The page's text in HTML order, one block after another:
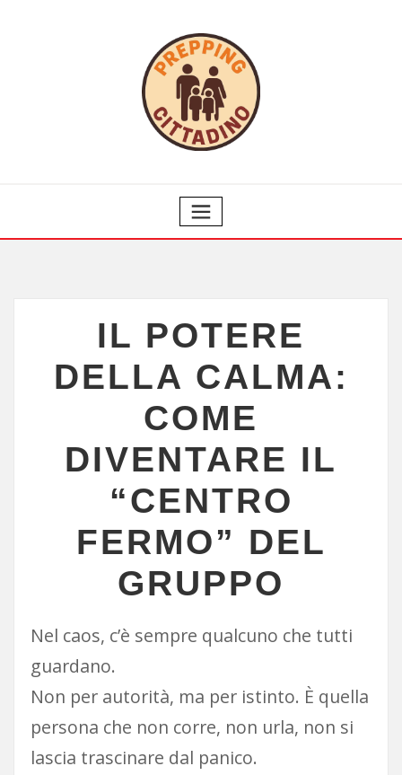
IL POTERE
DELLA CALMA:
COME
DIVENTARE IL
“CENTRO
FERMO” DEL
GRUPPO
Nel caos, c’è sempre qualcuno che tutti
guardano.
Non per autorità, ma per istinto. È quella
persona che non corre, non urla, non si
lascia trascinare dal panico.